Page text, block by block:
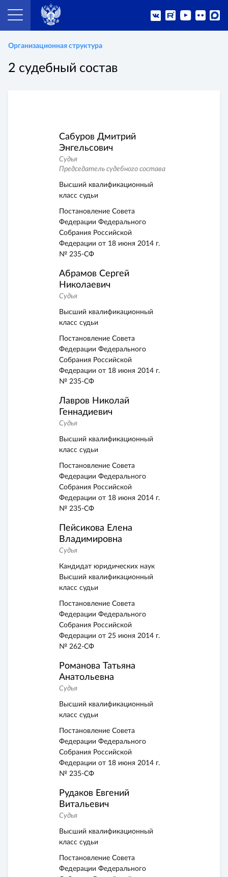
Организационная структура
2 судебный состав
Сабуров Дмитрий
Энгельсович
Судья
Председатель судебного состава
Высший квалификационный
класс судьи
Постановление Совета
Федерации Федерального
Собрания Российской
Федерации от 18 июня 2014 г.
№ 235-СФ
Абрамов Сергей
Николаевич
Судья
Высший квалификационный
класс судьи
Постановление Совета
Федерации Федерального
Собрания Российской
Федерации от 18 июня 2014 г.
№ 235-СФ
Лавров Николай
Геннадиевич
Судья
Высший квалификационный
класс судьи
Постановление Совета
Федерации Федерального
Собрания Российской
Федерации от 18 июня 2014 г.
№ 235-СФ
Пейсикова Елена
Владимировна
Судья
Кандидат юридических наук
Высший квалификационный
класс судьи
Постановление Совета
Федерации Федерального
Собрания Российской
Федерации от 25 июня 2014 г.
№ 262-СФ
Романова Татьяна
Анатольевна
Судья
Высший квалификационный
класс судьи
Постановление Совета
Федерации Федерального
Собрания Российской
Федерации от 18 июня 2014 г.
№ 235-СФ
Рудаков Евгений
Витальевич
Судья
Высший квалификационный
класс судьи
Постановление Совета
Федерации Федерального